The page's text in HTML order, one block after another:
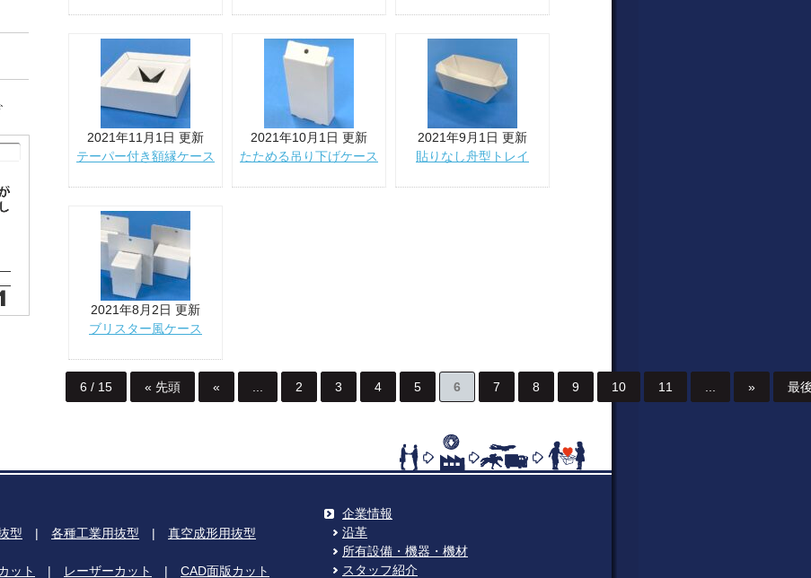
2021年11月1日 更新
テーパー付き額縁ケース
2021年10月1日 更新
たためる吊り下げケース
2021年9月1日 更新
貼りなし舟型トレイ
2021年8月2日 更新
ブリスター風ケース
6 / 15 « 先頭 « 2 3 4 5 6 7 8 9 10 11 » 最
型 | 各種工業用抜型 | 真空成形用抜型
ット
| レーザーカット | CAD面版カット
企業情報
沿革
所有設備・機器・機材
スタッフ紹介